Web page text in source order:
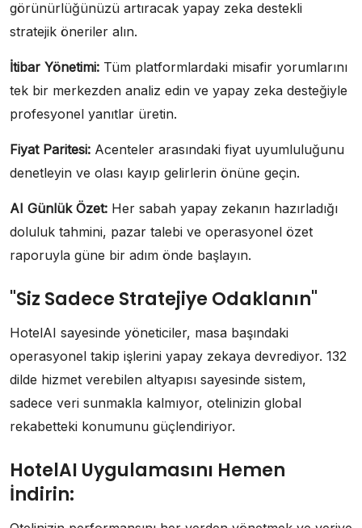
görünürlüğünüzü artıracak yapay zeka destekli
stratejik öneriler alın.
İtibar Yönetimi: Tüm platformlardaki misafir yorumlarını
tek bir merkezden analiz edin ve yapay zeka desteğiyle
profesyonel yanıtlar üretin.
Fiyat Paritesi: Acenteler arasındaki fiyat uyumluluğunu
denetleyin ve olası kayıp gelirlerin önüne geçin.
AI Günlük Özet: Her sabah yapay zekanın hazırladığı
doluluk tahmini, pazar talebi ve operasyonel özet
raporuyla güne bir adım önde başlayın.
"Siz Sadece Stratejiye Odaklanın"
HotelAI sayesinde yöneticiler, masa başındaki
operasyonel takip işlerini yapay zekaya devrediyor. 132
dilde hizmet verebilen altyapısı sayesinde sistem,
sadece veri sunmakla kalmıyor, otelinizin global
rekabetteki konumunu güçlendiriyor.
HotelAI Uygulamasını Hemen
İndirin: